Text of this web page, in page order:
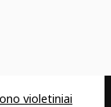
violetiniai